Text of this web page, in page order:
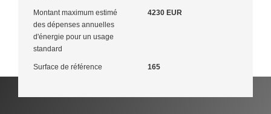
Montant maximum estimé
des dépenses annuelles
d'énergie pour un usage
standard
4230 EUR
Surface de référence 165